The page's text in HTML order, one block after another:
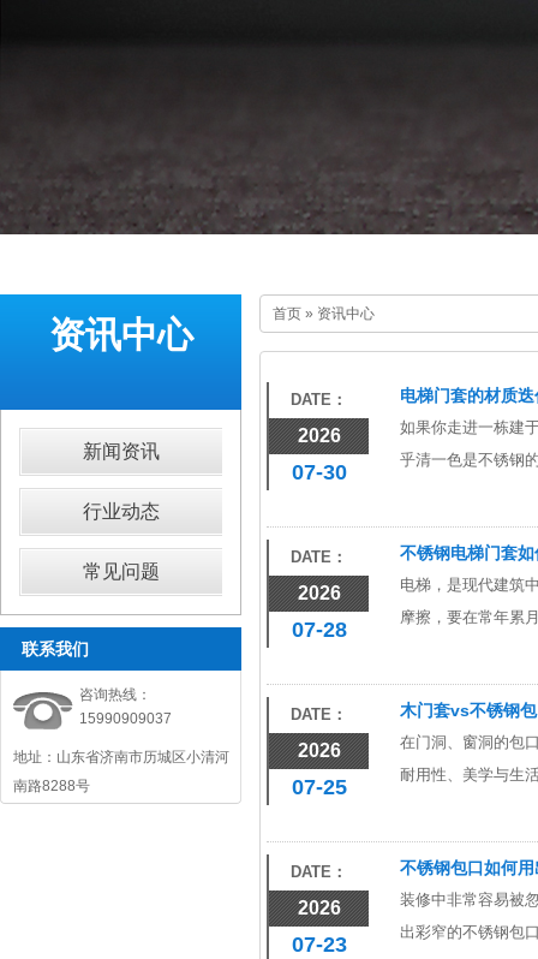
资讯中心
新闻资讯
行业动态
常见问题
联系我们
咨询热线：
15990909037
地址：山东省济南市历城区小清河
南路8288号
首页 » 资讯中心
电梯门套的材质
如果你走进一栋建
乎清一色是不锈钢
DATE：
2026
07-30
不锈钢电梯门套
电梯，是现代建筑
摩擦，要在常年累
DATE：
2026
07-28
木门套vs不锈钢
在门洞、窗洞的包
耐用性、美学与生
DATE：
2026
07-25
不锈钢包口如何
装修中非常容易被
出彩窄的不锈钢包
DATE：
2026
07-23